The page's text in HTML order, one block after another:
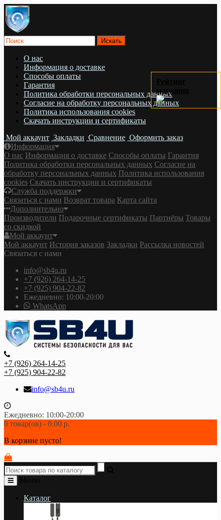
О нас
Информация о доставке
Cпособы оплаты
Гарантия
Политика обработки персональных данных
Согласие на обработку персональных данных
Политика использования cookies
Скачать инструкции и сертификаты
Мой аккаунт Закладки Сравнение Оформить заказ
Информация
О нас Информация о доставке Cпособы оплаты Гарантия
Политика обработки персональных данных Согласие на
обработку персональных данных Политика использования
cookies Скачать инструкции и сертификаты
Служба поддержки
Связаться с нами Возврат товара Карта сайта
Дополнительно
Производители Подарочные сертификаты Партнёры Товары
со скидкой
Мой аккаунт
Мой аккаунт История заказов Закладки Рассылка новостей
Связаться с нами
info@sb4u.ru
+7 (926) 264-14-25
+7 (925) 904-22-82
Ежедневно: 10:00-20:00
WhatsApp
+7 (926) 264-14-25
+7 (925) 904-22-82
info@sb4u.ru
Ежедневно: 10:00-20:00
0 товар(ов) - 0.00 р.
В корзине пусто!
Каталог